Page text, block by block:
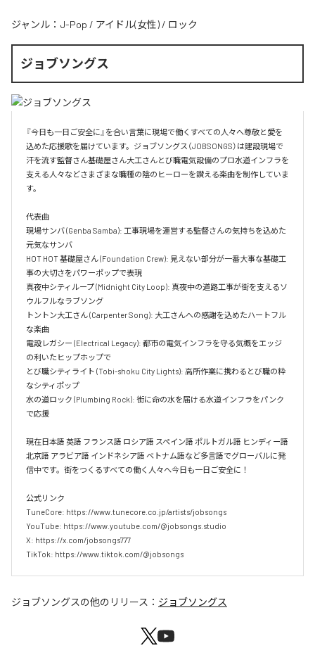
ジャンル： J-Pop / アイドル(女性) / ロック
ジョブソングス
『今日も一日ご安全に』を合い言葉に現場で働くすべての人々へ尊敬と愛を
込めた応援歌を届けています。ジョブソングス（JOBSONGS）は建設現場で
汗を流す監督さん基礎屋さん大工さんとび職電気設備のプロ水道インフラを
支える人々などさまざまな職種の陰のヒーローを讃える楽曲を制作していま
す。
代表曲
現場サンバ (Genba Samba): 工事現場を運営する監督さんの気持ちを込めた
元気なサンバ
HOT HOT 基礎屋さん (Foundation Crew): 見えない部分が一番大事な基礎工
事の大切さをパワーポップで表現
真夜中シティループ (Midnight City Loop): 真夜中の道路工事が街を支えるソ
ウルフルなラブソング
トントン大工さん (Carpenter Song): 大工さんへの感謝を込めたハートフル
な楽曲
電設レガシー (Electrical Legacy): 都市の電気インフラを守る気概をエッジ
の利いたヒップホップで
とび職シティライト (Tobi-shoku City Lights): 高所作業に携わるとび職の粋
なシティポップ
水の道ロック (Plumbing Rock): 街に命の水を届ける水道インフラをパンク
で応援
現在日本語 英語 フランス語 ロシア語 スペイン語 ポルトガル語 ヒンディー語
北京語 アラビア語 インドネシア語 ベトナム語など多言語でグローバルに発
信中です。街をつくるすべての働く人々へ今日も一日ご安全に！
公式リンク
TuneCore: https://www.tunecore.co.jp/artists/jobsongs
YouTube: https://www.youtube.com/@jobsongs.studio
X: https://x.com/jobsongs777
TikTok: https://www.tiktok.com/@jobsongs
ジョブソングスの他のリリース： ジョブソングス